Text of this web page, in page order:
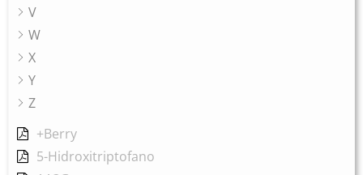
V
W
X
Y
Z
+Berry
5-Hidroxitriptofano